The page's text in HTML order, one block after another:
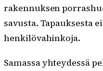
rakennuksen
savusta. Tapauksesta
henkilövahinkoja.
Samassa yhteydessä